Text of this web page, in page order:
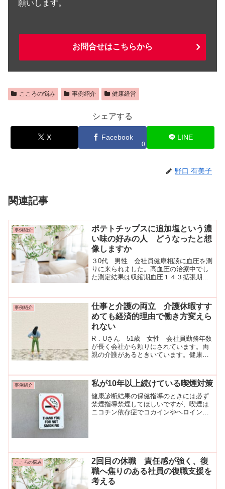
願いします。
お問合せはこちらから
こころの悩み 事例紹介 健康経営
シェアする
X Facebook
0
LINE
野口 有美子
関連記事
事例紹介
ポテトチップスに追加塩という濃
い味の好みの人 どうなったと想
像しますか
３0代 男性 会社員健康相談に血圧を測
りに来られました。高血圧の治療中でし
た測定結果は収縮期血圧１４３拡張期血
値と食習慣治療前の血圧値や食事につい
てお話されました。「薬...
事例紹介
仕事と介護の両立 介護休暇すす
めても経済的理由で働き方変えら
れない
R．Uさん 51歳 女性 会社員勤務年数
が長く会社から頼りにされています。両
親の介護があるときいています。健康診
とやせ型でしたが、さらにやせていって
います。今のところ...
事例紹介 私が10年以上続けている喫煙対策
健康診断結果の保健指導のときには必ず
禁煙指導禁煙してほしいですが、喫煙は
ニコチン依存症でコカインやヘロインよ
こころの悩み
2回目の休職 責任感が強く、復
職へ焦りのある社員の復職支援を
考える